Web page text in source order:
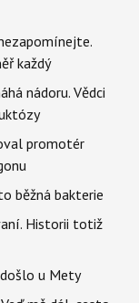
každý
nádoru. Vědci
promotér
běžná bakterie
Historii totiž
u Mety